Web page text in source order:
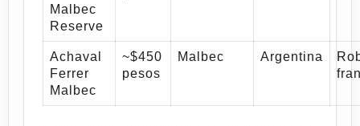
Malbec
Reserve
Achaval
Ferrer
Malbec
~$450
pesos
Malbec Argentina